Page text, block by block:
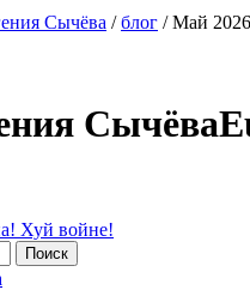
Сычёва /блог / Май 2026
Сычёва
Хуй войне!